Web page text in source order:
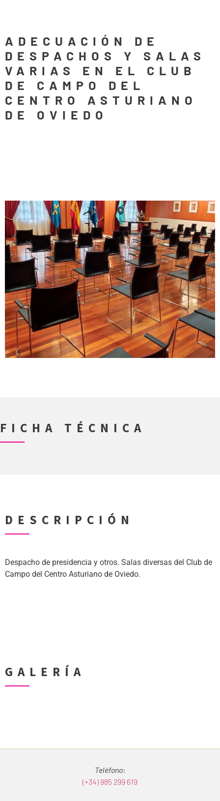
ADECUACIÓN DE
DESPACHOS Y SALAS
VARIAS EN EL CLUB
DE CAMPO DEL
CENTRO ASTURIANO
DE OVIEDO
FICHA TÉCNICA
DESCRIPCIÓN
Despacho de presidencia y otros. Salas diversas del Club de
Campo del Centro Asturiano de Oviedo.
GALERÍA
Teléfono:
(+34) 985 299 619